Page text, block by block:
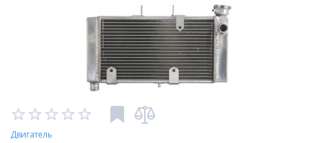
Двигатель